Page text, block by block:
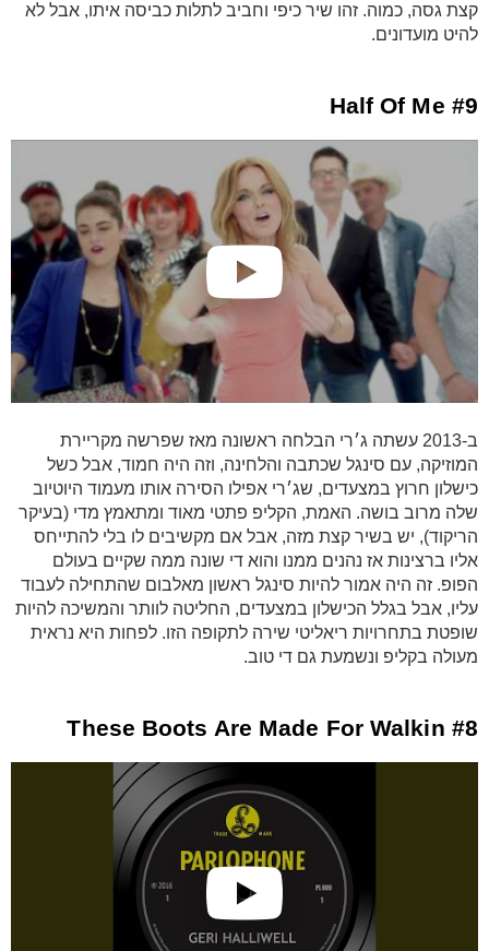
קצת גסה, כמוה. זהו שיר כיפי וחביב לתלות כביסה איתו, אבל לא
להיט מועדונים.
#9 Half Of Me
ב-2013 עשתה ג׳רי הבלחה ראשונה מאז שפרשה מקריירת
המוזיקה, עם סינגל שכתבה והלחינה, וזה היה חמוד, אבל כשל
כישלון חרוץ במצעדים, שג׳רי אפילו הסירה אותו מעמוד היוטיוב
שלה מרוב בושה. האמת, הקליפ פתטי מאוד ומתאמץ מדי (בעיקר
הריקוד), יש בשיר קצת מזה, אבל אם מקשיבים לו בלי להתייחס
אליו ברצינות אז נהנים ממנו והוא די שונה ממה שקיים בעולם
הפופ. זה היה אמור להיות סינגל ראשון מאלבום שהתחילה לעבוד
עליו, אבל בגלל הכישלון במצעדים, החליטה לוותר והמשיכה להיות
שופטת בתחרויות ריאליטי שירה לתקופה הזו. לפחות היא נראית
מעולה בקליפ ונשמעת גם די טוב.
#8 These Boots Are Made For Walkin